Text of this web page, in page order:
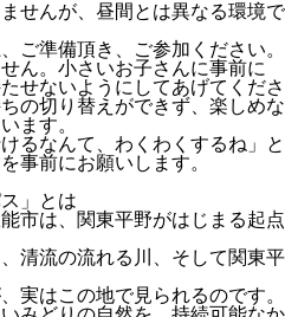
せんが、昼間とは異なる環境で
ご準備頂き、ご参加ください。
ん。小さいお子さんに事前に
せないようにしてあげてくださ
の切り替えができず、楽しめな
ます。
るなんて、わくわくするね」と
事前にお願いします。
」とは
市は、関東平野がはじまる起点
清流の流れる川、そして関東平
実はこの地で見られるのです。